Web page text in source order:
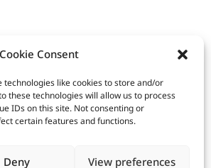
Consent
technologies like cookies to store and/or
these technologies will allow us to process
IDs on this site. Not consenting or
certain features and functions.
Deny View preferences